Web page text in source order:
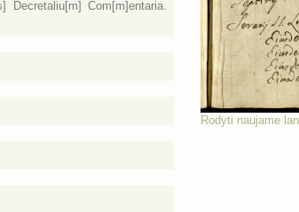
Com[m]entaria.
Rodyti naujame